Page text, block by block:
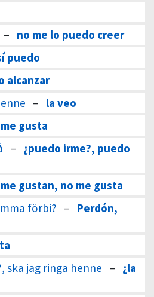
– no me lo puedo creer
puedo
alcanzar
– la veo
gusta
– ¿puedo irme?, puedo
gustan, no me gusta
förbi? – Perdón,
ska jag ringa henne – ¿la